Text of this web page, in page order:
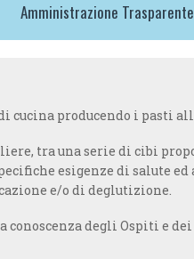
Amministrazione Trasparente
cucina producendo i pasti
tra una serie di cibi
esigenze di salute ed
e/o di deglutizione.
degli Ospiti e